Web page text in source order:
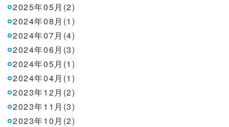
2025年05月(2)
2024年08月(1)
2024年07月(4)
2024年06月(3)
2024年05月(1)
2024年04月(1)
2023年12月(2)
2023年11月(3)
2023年10月(2)